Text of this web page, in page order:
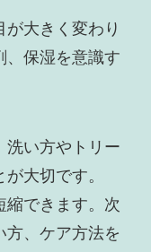
大きく変わり
、保湿を意識す
洗い方やトリー
大切です。
縮できます。次
方、ケア方法を